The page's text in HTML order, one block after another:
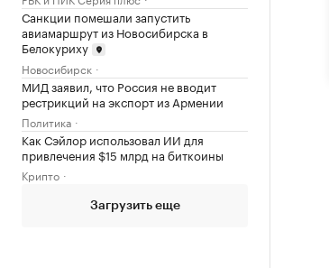
Санкции помешали запустить
авиамаршрут из Новосибирска в
Белокуриху
Новосибирск
МИД заявил, что Россия не вводит
рестрикций на экспорт из Армении
Политика
Как Сэйлор использовал ИИ для
привлечения $15 млрд на биткоины
Крипто
Загрузить еще